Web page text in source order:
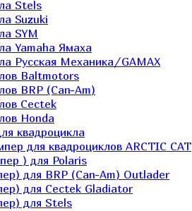
Stels
Suzuki
SYM
Yamaha Ямаха
Русская Механика/GAMAX
Baltmotors
BRP (Can-Am)
Cectek
Honda
квадроцикла
для квадроциклов ARCTIC CAT
) для Polaris
для BRP (Can-Am) Outlader
для Cectek Gladiator
для Stels